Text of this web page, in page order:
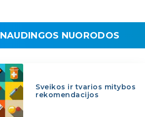
NAUDINGOS NUORODOS
Sveikos ir tvarios mitybos
rekomendacijos